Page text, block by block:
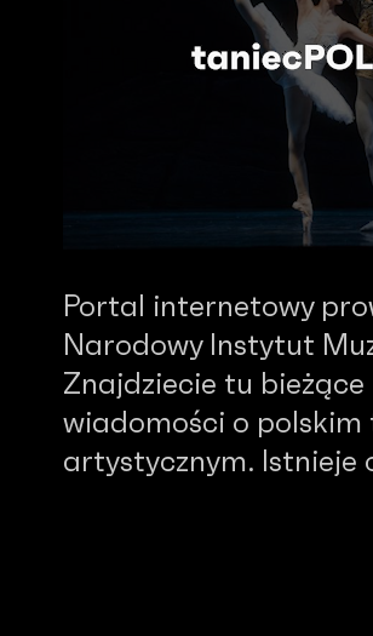
Portal internetowy
Narodowy Instytut
Znajdziecie tu
wiadomości o
artystycznym. Istnieje